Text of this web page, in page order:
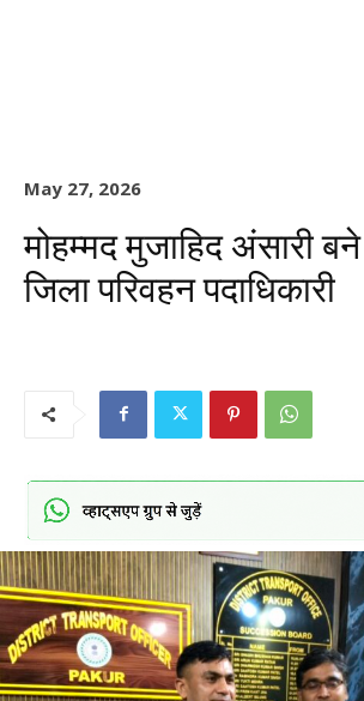
May 27, 2026
मोहम्मद मुजाहिद अंसारी
जिला परिवहन पदाधिकारी